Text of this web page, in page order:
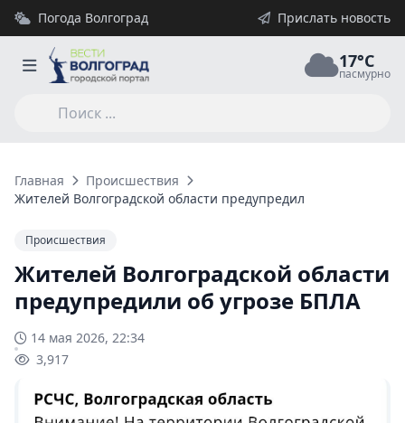
Погода Волгоград Прислать новость
17°C
пасмурно
Главная
Происшествия
Жителей Волгоградской области предупредили об угрозе
Происшествия
Жителей Волгоградской области
предупредили об угрозе БПЛА
14 мая 2026, 22:34
3,917